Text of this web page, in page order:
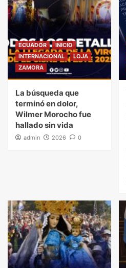
ECUADOR
INICIO
INTERNACIONAL
LOJA
ZAMORA
La búsqueda que
terminó en dolor,
Wilmer Morocho fue
hallado sin vida
admin 2026 0